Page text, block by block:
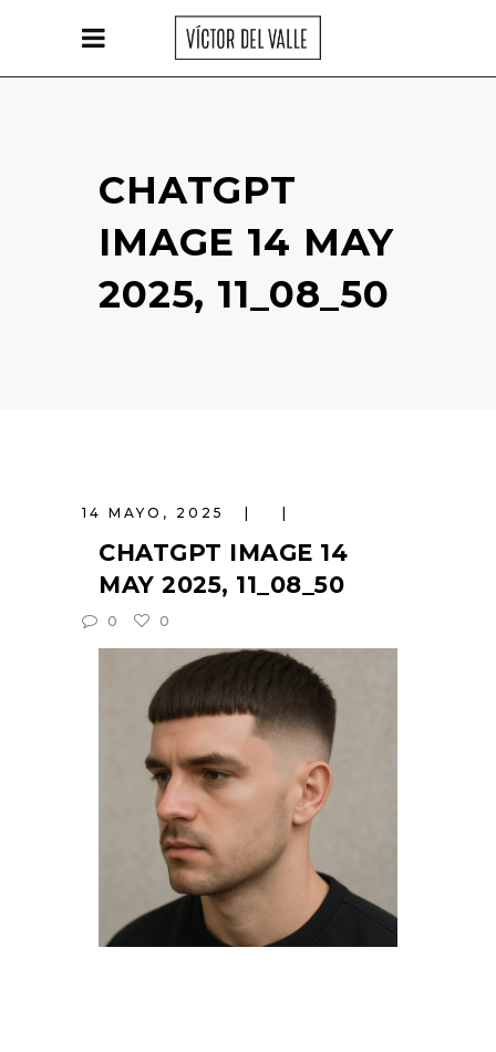
CHATGPT
IMAGE 14 MAY
2025, 11_08_50
14 MAYO, 2025
CHATGPT IMAGE 14
MAY 2025, 11_08_50
0 0